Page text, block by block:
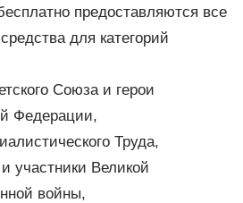
предоставляются все
для категорий
Союза и герои
Федерации,
Труда,
участники Великой
войны,